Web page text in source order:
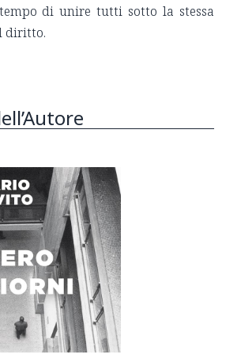
di unire tutti sotto la stessa
diritto.